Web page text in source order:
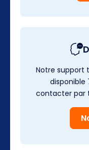
Notre support
disponible
contacter par